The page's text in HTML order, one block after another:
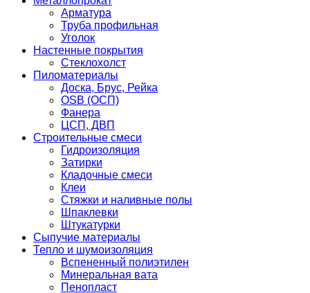
Арматура
Труба профильная
Уголок
Настенные покрытия
Стеклохолст
Пиломатериалы
Доска, Брус, Рейка
OSB (ОСП)
Фанера
ЦСП, ДВП
Строительные смеси
Гидроизоляция
Затирки
Кладочные смеси
Клеи
Стяжки и наливные полы
Шпаклевки
Штукатурки
Сыпучие материалы
Тепло и шумоизоляция
Вспененный полиэтилен
Минеральная вата
Пенопласт